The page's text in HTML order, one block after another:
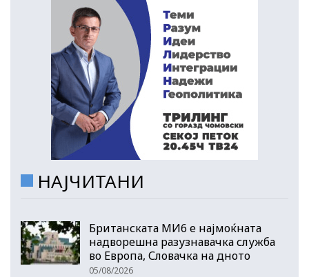
НАЈЧИТАНИ
Британската МИ6 е најмоќната
надворешна разузнавачка служба
во Европа, Словачка на дното
05/08/2026